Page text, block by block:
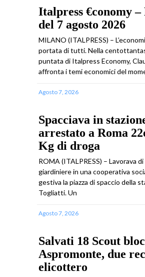
Italpress €conomy –
del 7 agosto 2026
MILANO (ITALPRESS) –
portata di tutti. Nella
puntata di Italpress Economy,
affronta i temi economici del
Agosto 7, 2026
Spacciava in
arrestato a Roma
Kg di droga
ROMA (ITALPRESS) – Lavorava
giardiniere in una cooperativa
gestiva la piazza di spaccio della
Togliatti. Un
Agosto 7, 2026
Salvati 18 Scout
Aspromonte, due
elicottero